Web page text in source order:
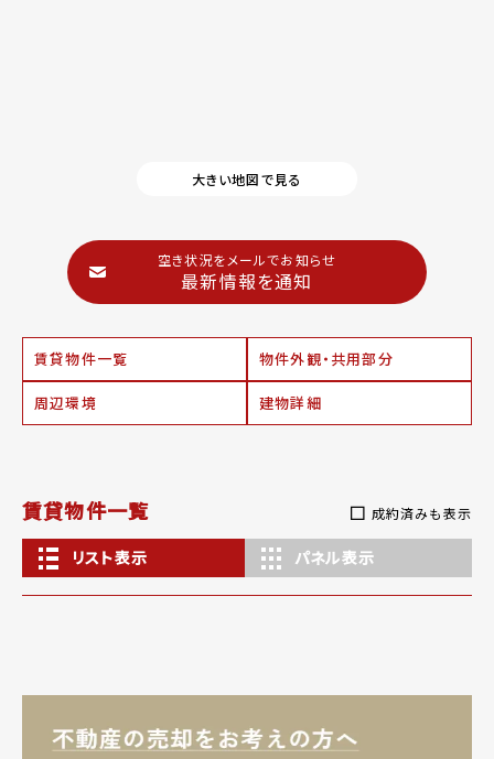
大きい地図で見る
空き状況をメールでお知らせ
最新情報を通知
賃貸物件一覧 物件外観・共用部分
周辺環境 建物詳細
賃貸物件一覧 成約済みも表示
リスト表示 パネル表示